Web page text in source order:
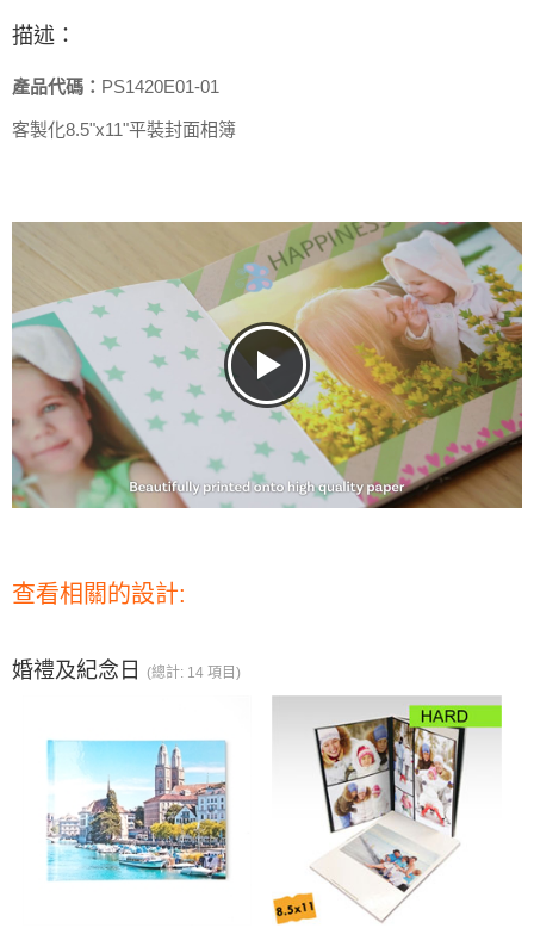
描述：
產品代碼： PS1420E01-01
客製化8.5"x11"平裝封面相簿
查看相關的設計:
婚禮及紀念日 (總計: 14 項目)